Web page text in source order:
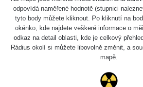
Russian Imperial Army topographist
1907. Some of the older production
radioactive because of Radium-226
odpovídá naměřené hodnotě (stupnici
tyto body můžete kliknout. Po kliknutí na
okénko, kde najdete veškeré informace o
odkaz na detail oblasti, kde je celkový
Rádius okolí si můžete libovolně změnit, a
mapě.